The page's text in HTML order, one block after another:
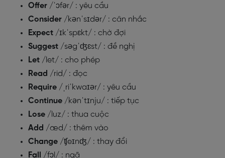
Offer /ˈɔfər/ : yêu cầu
Consider /kənˈsɪdər/ : cân nhắc
Expect /ɪkˈspɛkt/ : chờ đợi
Suggest /səgˈʤɛst/ : đề nghị
Let /let/ : cho phép
Read /rid/ : đọc
Require /ˌriˈkwaɪər/ : yêu cầu
Continue /kənˈtɪnju/ : tiếp tục
Lose /luz/ : thua cuộc
Add /æd/ : thêm vào
Change /ʧeɪnʤ/ : thay đổi
Fall
/fɔl/ : ngã